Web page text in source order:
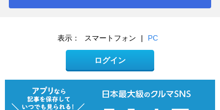
表示： スマートフォン | PC
ログイン